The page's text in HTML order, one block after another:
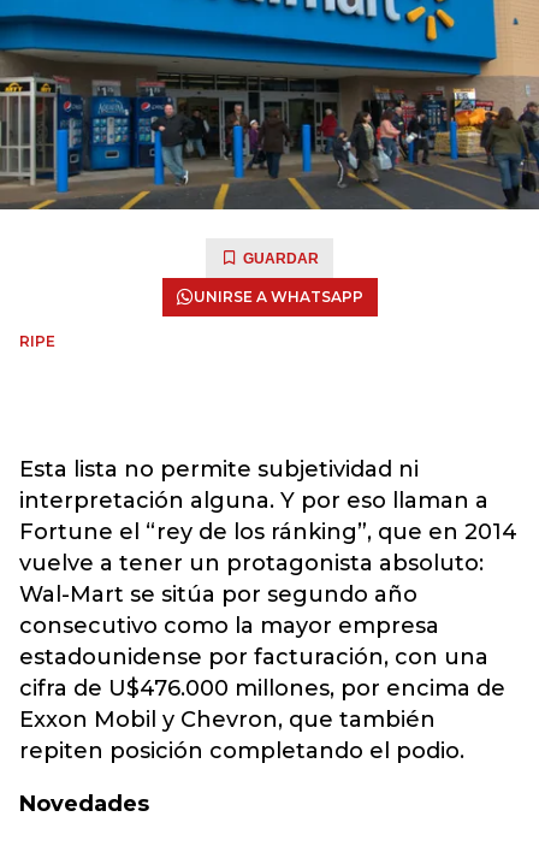
GUARDAR
UNIRSE A WHATSAPP
RIPE
Esta lista no permite subjetividad ni
interpretación alguna. Y por eso llaman a
Fortune el “rey de los ránking”, que en 2014
vuelve a tener un protagonista absoluto:
Wal-Mart se sitúa por segundo año
consecutivo como la mayor empresa
estadounidense por facturación, con una
cifra de U$476.000 millones, por encima de
Exxon Mobil y Chevron, que también
repiten posición completando el podio.
Novedades